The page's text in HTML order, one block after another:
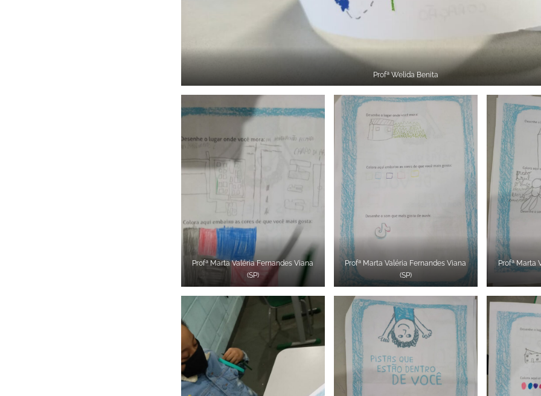
Profª Welida Benita
Profª Marta Valéria Fernandes Viana
(SP)
Profª Marta Valéria Fernandes Viana
(SP)
Profª Marta